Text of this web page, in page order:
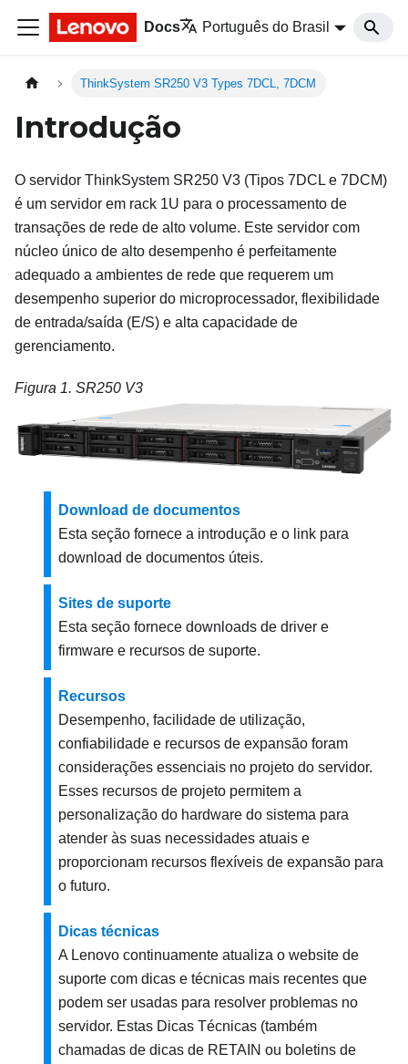
Docs Português do Brasil
ThinkSystem SR250 V3 Types 7DCL, 7DCM
Introdução
O servidor ThinkSystem SR250 V3 (Tipos 7DCL e 7DCM)
é um servidor em rack 1U para o processamento de
transações de rede de alto volume. Este servidor com
núcleo único de alto desempenho é perfeitamente
adequado a ambientes de rede que requerem um
desempenho superior do microprocessador, flexibilidade
de entrada/saída (E/S) e alta capacidade de
gerenciamento.
Figura 1. SR250 V3
Download de documentos
Esta seção fornece a introdução e o link para
download de documentos úteis.
Sites de suporte
Esta seção fornece downloads de driver e
firmware e recursos de suporte.
Recursos
Desempenho, facilidade de utilização,
confiabilidade e recursos de expansão foram
considerações essenciais no projeto do servidor.
Esses recursos de projeto permitem a
personalização do hardware do sistema para
atender às suas necessidades atuais e
proporcionam recursos flexíveis de expansão para
o futuro.
Dicas técnicas
A Lenovo continuamente atualiza o website de
suporte com dicas e técnicas mais recentes que
podem ser usadas para resolver problemas no
servidor. Estas Dicas Técnicas (também
chamadas de dicas de RETAIN ou boletins de